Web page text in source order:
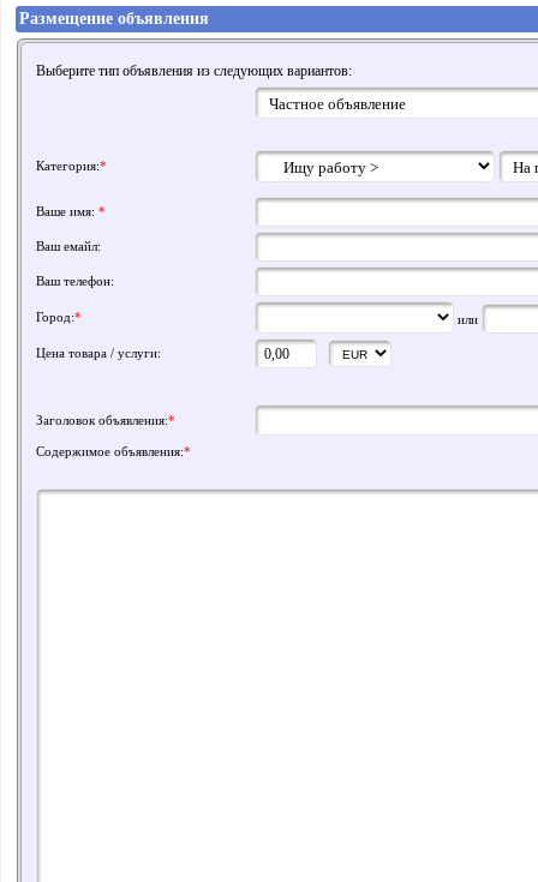
Размещение объявления
Выберите тип объявления из следующих вариантов:
Категория:*
Ваше имя: *
Ваш емайл:
Ваш телефон:
Город:* или
Цена товара / услуги:
Заголовок объявления:*
Содержимое объявления:*